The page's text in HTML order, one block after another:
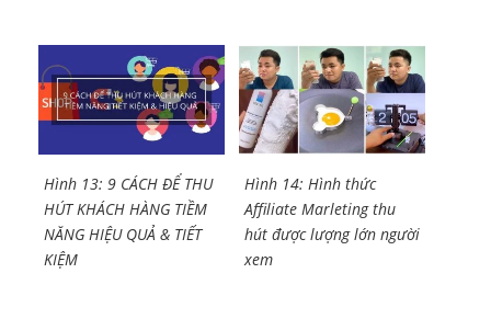
Hình 13: 9 CÁCH ĐỂ THU
HÚT KHÁCH HÀNG TIỀM
NĂNG HIỆU QUẢ & TIẾT
KIỆM
Hình 14: Hình thức
Affiliate Marleting thu
hút được lượng lớn người
xem